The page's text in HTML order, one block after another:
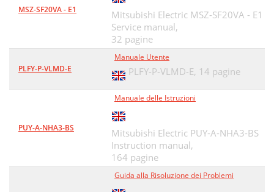
MSZ-SF20VA - E1
Mitsubishi Electric MSZ-SF20VA - E1
Service manual,
32 pagine
PLFY-P-VLMD-E
Manuale Utente
PLFY-P-VLMD-E, 14 pagine
PUY-A-NHA3-BS
Manuale delle Istruzioni
Mitsubishi Electric PUY-A-NHA3-BS
Instruction manual,
164 pagine
Guida alla Risoluzione dei Problemi